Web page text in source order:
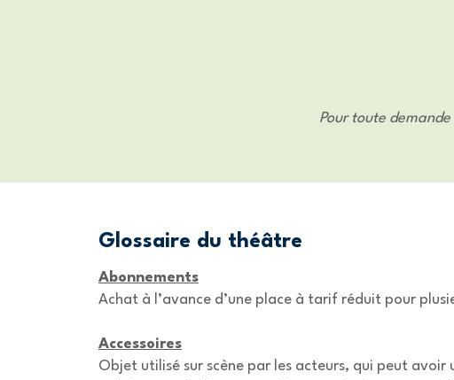
Pour toute
Glossaire du théâtre
Abonnements
Achat à l’avance d’une place à tarif réduit pour
Accessoires
Objet utilisé sur scène par les acteurs, qui peut